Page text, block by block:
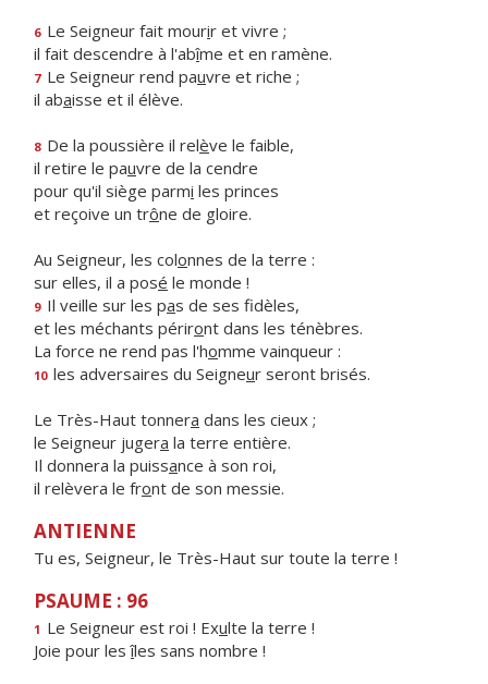
6 Le Seigneur fait mourir et vivre ;
il fait descendre à l'abîme et en ramène.
7 Le Seigneur rend pauvre et riche ;
il abaisse et il élève.
8 De la poussière il relève le faible,
il retire le pauvre de la cendre
pour qu'il siège parmi les princes
et reçoive un trône de gloire.
Au Seigneur, les colonnes de la terre :
sur elles, il a posé le monde !
9 Il veille sur les pas de ses fidèles,
et les méchants périront dans les ténèbres.
La force ne rend pas l'homme vainqueur :
10 les adversaires du Seigneur seront brisés.
Le Très-Haut tonnera dans les cieux ;
le Seigneur jugera la terre entière.
Il donnera la puissance à son roi,
il relèvera le front de son messie.
ANTIENNE
Tu es, Seigneur, le Très-Haut sur toute la terre !
PSAUME : 96
1 Le Seigneur est roi ! Exulte la terre !
Joie pour lesîles sans nombre !